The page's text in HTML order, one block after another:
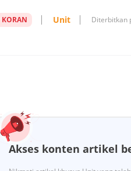
KORAN Unit Diterbitkan
Akses konten artikel